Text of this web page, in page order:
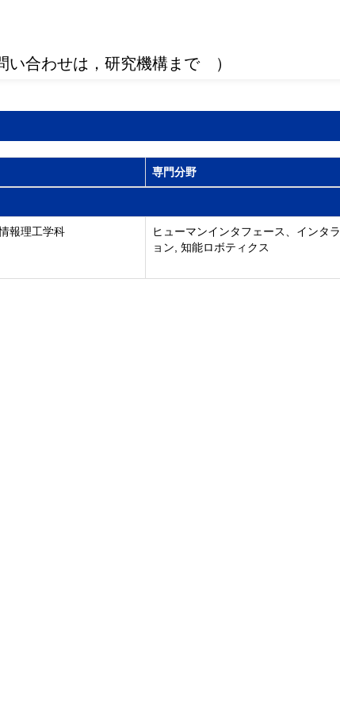
い合わせは，研究機構まで ）
専門分野
報理工学科
ヒューマンインタフェース、インタ
ョン, 知能ロボティクス